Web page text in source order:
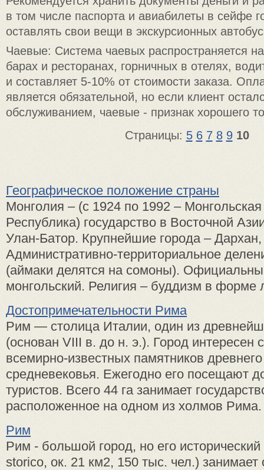
в том числе паспорта и авиабилеты в сейфе
оставлять свои вещи в экскурсионных
Чаевые: Система чаевых распространяется
барах и ресторанах, горничных в отелях,
и составляет 5-10% от стоимости заказа.
является обязательной, но если клиент
обслуживанием, чаевые - признак хорошего
Страницы: 5 6 7 8 9 10
Географическое положение страны
Монголия – (с 1924 по 1992 –
Республика) государство в Восточной
Улан-Батор. Крупнейшие города –
Административно-территориальное
(аймаки делятся на сомоны).
монгольский. Религия – буддизм в
Достопримечательности Рима
Рим — столица Италии, один из
(основан VIII в. до н. э.). Город интересен
всемирно-известных памятников
средневековья. Ежегодно его посещают
туристов. Всего 44 га занимает
расположенное на одном из холмов
Рим
Рим - большой город, но его
storico, ок. 21 км2, 150 тыс. чел.) занимает